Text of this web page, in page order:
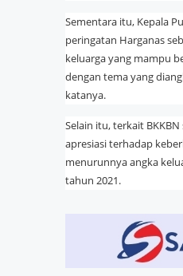
Sementara itu, Kepala
peringatan Harganas
keluarga yang mampu
dengan tema yang
katanya.
Selain itu, terkait
apresiasi terhadap
menurunnya angka
tahun 2021.